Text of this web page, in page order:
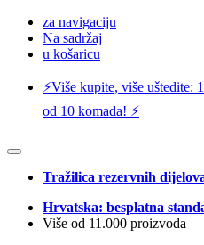
za navigaciju
Na sadržaj
u košaricu
⚡️Više kupite, više uštedite:
od 10 komada! ⚡️
Tražilica rezervnih
Hrvatska: besplatna
Više od 11.000 proizvoda